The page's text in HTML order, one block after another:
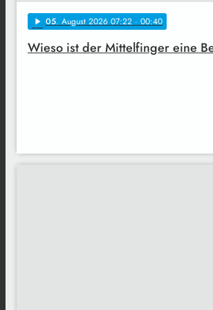
play_arrow 05. August 2026 07:22 · 00:40
Wieso ist der Mittelfinger eine